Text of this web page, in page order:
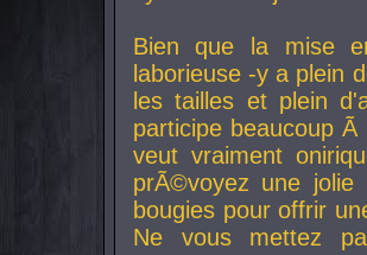
Bien que la mise
laborieuse -y a plein
les tailles et plein
participe beaucoup
veut vraiment
prÃ©voyez une
bougies pour offrir
Ne vous mettez